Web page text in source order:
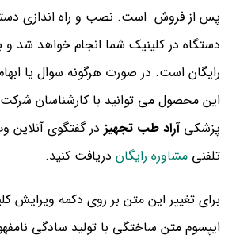
پس از فروش است. نصب و راه اندازی
دستگاه در کلینیک شما انجام خواهد شد و
رایگان است. در صورت هرگونه سوال یا
این محصول می توانید با کارشناسان
پزشکیآراد طب تجهیز در گفتگوی
تلفنی مشاوره رایگان دریافت کنید.
برای تغییر این متن بر روی دکمه ویرایش
ایپسوم متن ساختگی با تولید سادگی